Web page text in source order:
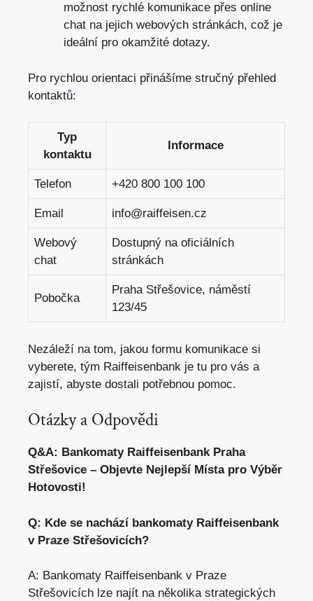
možnost rychlé komunikace přes online
chat na jejich webových stránkách, což je
ideální pro okamžité dotazy.
Pro rychlou orientaci přinášíme stručný přehled
kontaktů:
Typ
kontaktu
Informace
Telefon +420 800 100 100
Email info@raiffeisen.cz
Webový
chat
Dostupný na oficiálních
stránkách
Pobočka
Praha Střešovice, náměstí
123/45
Nezáleží na tom, jakou formu komunikace si
vyberete, tým Raiffeisenbank je tu pro vás a
zajistí, abyste dostali potřebnou pomoc.
Otázky a Odpovědi
Q&A: Bankomaty Raiffeisenbank Praha
Střešovice – Objevte Nejlepší Místa pro Výběr
Hotovosti!
Q: Kde se nachází bankomaty Raiffeisenbank
v Praze Střešovicích?
A: Bankomaty Raiffeisenbank v Praze
Střešovicích lze najít na několika strategických